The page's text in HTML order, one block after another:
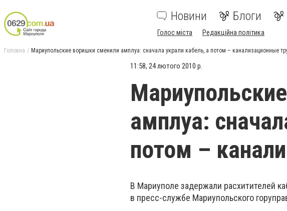
Новини Блоги
Голос міста Редакційна політика
Головна Мариупольские воришки сменили амплуа: сначала украли кабель, а потом – канализационные
11:58, 24 лютого 2010 р.
амплуа:
потом –
В Мариуполе задержали расхитителей
в пресс-службе Мариупольского